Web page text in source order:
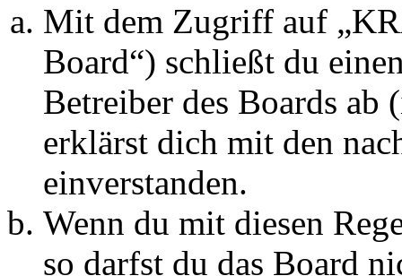
Mit dem Zugriff auf
Board“) schließt du
Betreiber des Boards ab
erklärst dich mit den
einverstanden.
Wenn du mit diesen
so darfst du das Board